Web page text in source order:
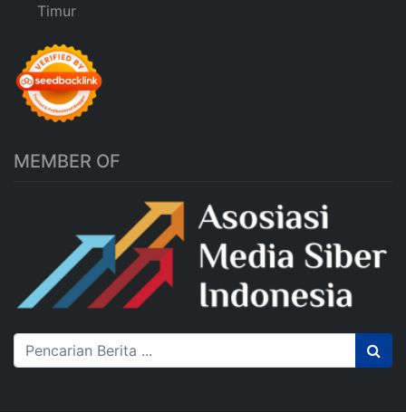
Timur
MEMBER OF